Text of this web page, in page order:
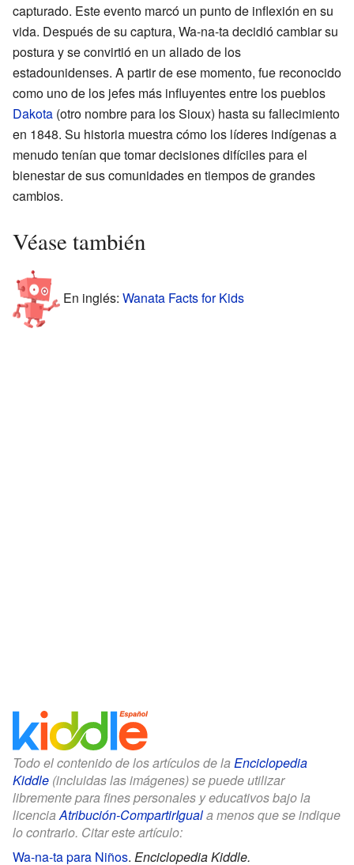
capturado. Este evento marcó un punto de inflexión en su
vida. Después de su captura, Wa-na-ta decidió cambiar su
postura y se convirtió en un aliado de los
estadounidenses. A partir de ese momento, fue reconocido
como uno de los jefes más influyentes entre los pueblos
Dakota (otro nombre para los Sioux) hasta su fallecimiento
en 1848. Su historia muestra cómo los líderes indígenas a
menudo tenían que tomar decisiones difíciles para el
bienestar de sus comunidades en tiempos de grandes
cambios.
Véase también
En inglés: Wanata Facts for Kids
Todo el contenido de los artículos de la Enciclopedia
Kiddle (incluidas las imágenes) se puede utilizar
libremente para fines personales y educativos bajo la
licencia Atribución-CompartirIguala menos que se indique
lo contrario. Citar este artículo:
Wa-na-ta para Niños. Enciclopedia Kiddle.